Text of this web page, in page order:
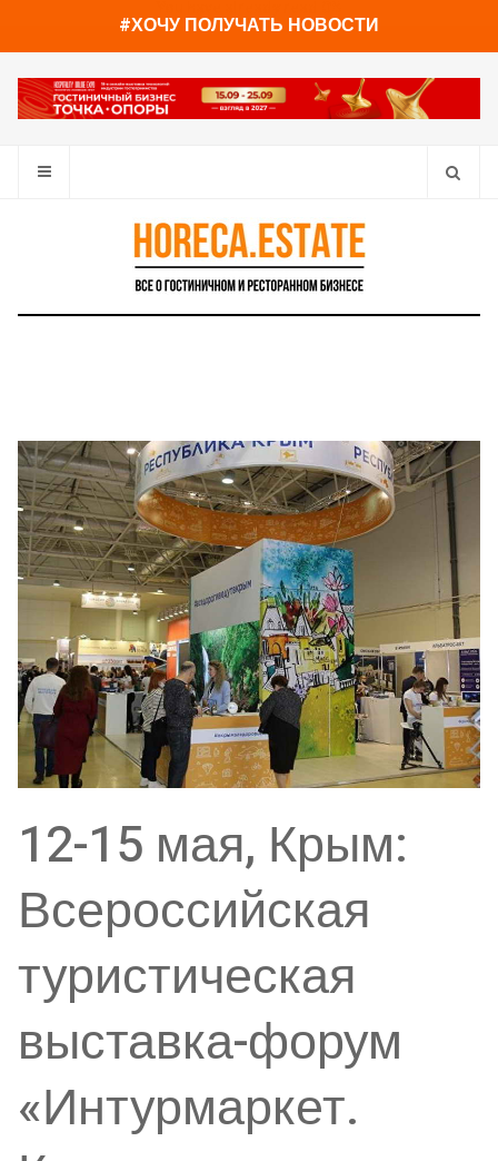
#ХОЧУ ПОЛУЧАТЬ НОВОСТИ
12-15 мая, Крым:
Всероссийская
туристическая
выставка-форум
«Интурмаркет.